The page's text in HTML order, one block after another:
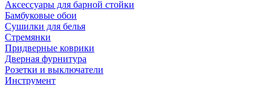
Аксессуары для барной стойки
Бамбуковые обои
Сушилки для белья
Стремянки
Придверные коврики
Дверная фурнитура
Розетки и выключатели
Инструмент